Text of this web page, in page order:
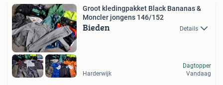
Groot kledingpakket Black Bananas &
Moncler jongens 146/152
Bieden Details
Harderwijk
Dagtopper
Vandaag